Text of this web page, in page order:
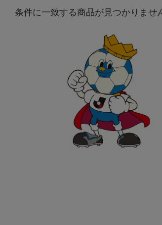
条件に一致する商品が見つかりませ